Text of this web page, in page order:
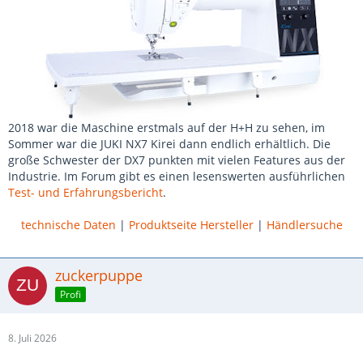
2018 war die Maschine erstmals auf der H+H zu sehen, im
Sommer war die JUKI NX7 Kirei dann endlich erhältlich. Die
große Schwester der DX7 punkten mit vielen Features aus der
Industrie. Im Forum gibt es einen lesenswerten ausführlichen
Test- und Erfahrungsbericht.
technische Daten | Produktseite Hersteller| Händlersuche
zuckerpuppe
Profi
8. Juli 2026